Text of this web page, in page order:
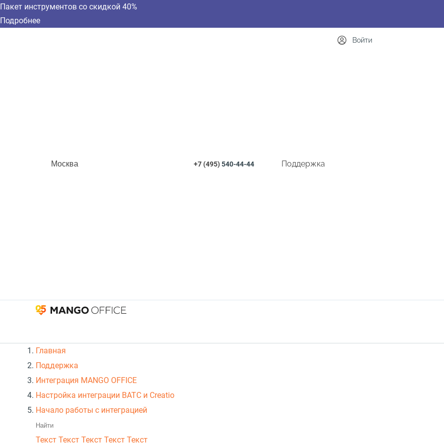
Пакет инструментов со скидкой 40%
Подробнее
Москва +7 (495)540-44-44 Поддержка
Войти
Главная
Поддержка
Интеграция MANGO OFFICE
Настройка интеграции ВАТС и Creatio
Начало работы с интеграцией
Текст Текст Текст Текст Текст